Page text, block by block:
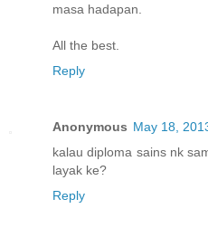
masa hadapan.
All the best.
Reply
Anonymous May 18,
kalau diploma sains nk
layak ke?
Reply